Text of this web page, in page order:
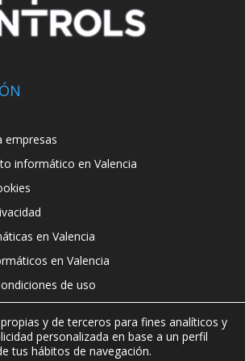
empresas
informático en Valencia
en Valencia
en Valencia
de uso
y de terceros para fines analíticos y
personalizada en base a un perfil
tus hábitos de navegación.